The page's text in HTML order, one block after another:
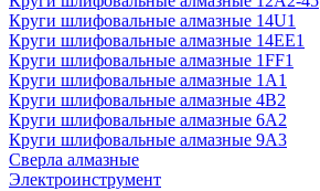
Круги шлифовальные алмазные 14U1
Круги шлифовальные алмазные 14ЕЕ1
Круги шлифовальные алмазные 1FF1
Круги шлифовальные алмазные 1А1
Круги шлифовальные алмазные 4В2
Круги шлифовальные алмазные 6A2
Круги шлифовальные алмазные 9А3
Сверла алмазные
Электроинструмент